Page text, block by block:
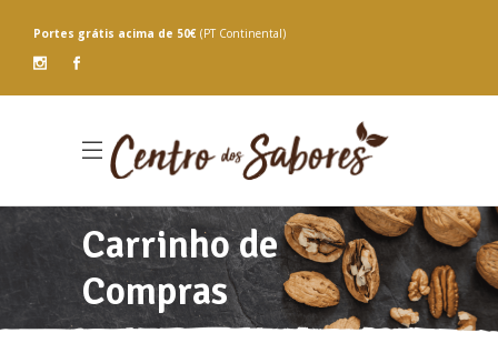
Portes grátis acima de 50€ (PT Continental)
Carrinho de
Compras